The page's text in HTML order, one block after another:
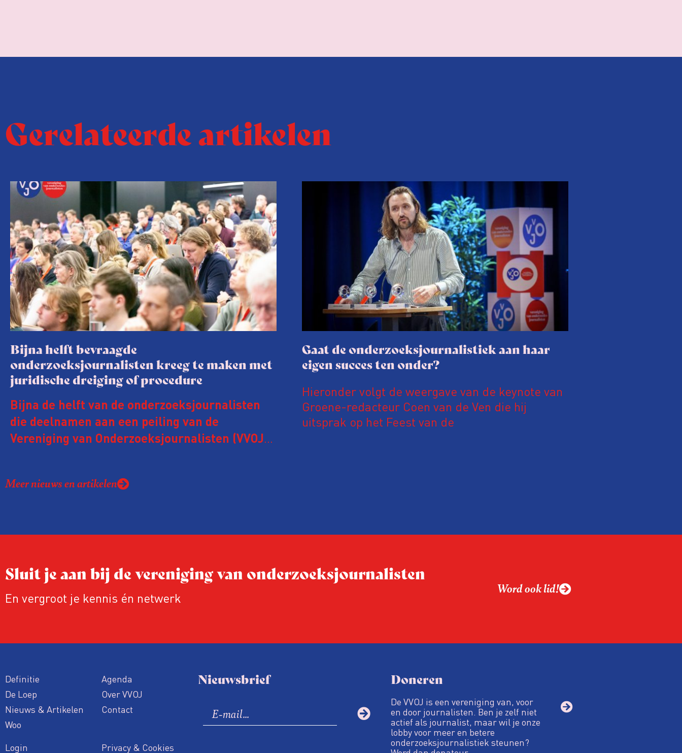
Gerelateerde artikelen
Bijna helft bevraagde
onderzoeksjournalisten kreeg te maken met
juridische dreiging of procedure
Bijna de helft van de onderzoeksjournalisten
die deelnamen aan een peiling van de
Vereniging van Onderzoeksjournalisten (VVOJ)
rond het eigen werk. Dat kost journalisten tijd,
Gaat de onderzoeksjournalistiek aan haar
eigen succes ten onder?
Hieronder volgt de weergave van de keynote van
Groene-redacteur Coen van de Ven die hij
uitsprak op het Feest van de
Hoe moet de journalistiek omgaan met een
steeds onverschilligere macht?
Meer nieuws en artikelen
Sluit je aan bij de vereniging van onderzoeksjournalisten
En vergroot je kennis én netwerk
Word ook lid!
Definitie
De Loep
Nieuws & Artikelen
Woo
Agenda
Over VVOJ
Contact
Login Privacy & Cookies
Nieuwsbrief Doneren
De VVOJ is een vereniging van, voor
en door journalisten. Ben je zelf niet
actief als journalist, maar wil je onze
lobby voor meer en betere
onderzoeksjournalistiek steunen?